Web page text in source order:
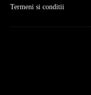
Termeni si conditii